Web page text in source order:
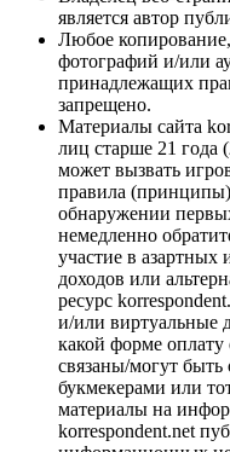
является автор
Любое
фотографий и/или
принадлежащих
запрещено.
Материалы сайта
лиц старше 21 года
может вызвать
правила
обнаружении
немедленно
участие в азартных
доходов или
ресурс
и/или виртуальные
какой форме оплату
связаны/могут
букмекерами или
материалы на
korrespondent.net